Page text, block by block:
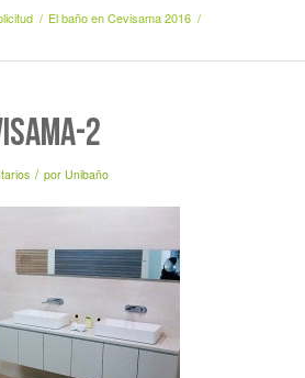
/ El baño en Cevisama 2016 /
2
/ por Unibaño